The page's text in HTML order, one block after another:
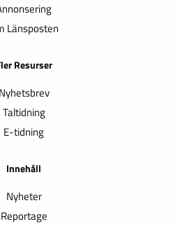
Länsposten
Resurser
Nyhetsbrev
Taltidning
E-tidning
Innehåll
Nyheter
Reportage